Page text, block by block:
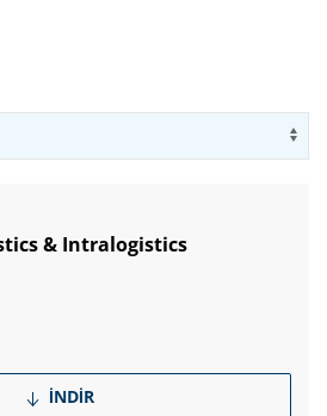
& Intralogistics
İNDIR